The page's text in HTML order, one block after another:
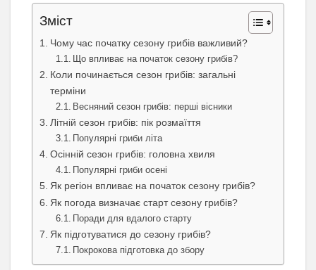
Зміст
Чому час початку сезону грибів важливий?
Що впливає на початок сезону грибів?
Коли починається сезон грибів: загальні
терміни
Весняний сезон грибів: перші вісники
Літній сезон грибів: пік розмаїття
Популярні гриби літа
Осінній сезон грибів: головна хвиля
Популярні гриби осені
Як регіон впливає на початок сезону грибів?
Як погода визначає старт сезону грибів?
Поради для вдалого старту
Як підготуватися до сезону грибів?
Покрокова підготовка до збору